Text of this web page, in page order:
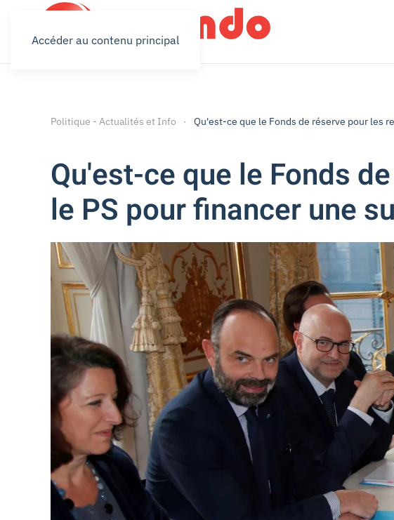
Accéder au contenu principal
Politique - Actualités et Info Qu'est-ce que le Fonds de réserve pour les
Qu'est-ce que le Fonds
le PS pour financer une